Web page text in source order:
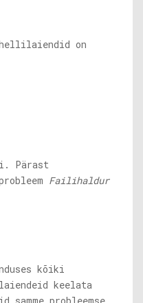
on
Pärast
Failihaldur
kõiki
keelata